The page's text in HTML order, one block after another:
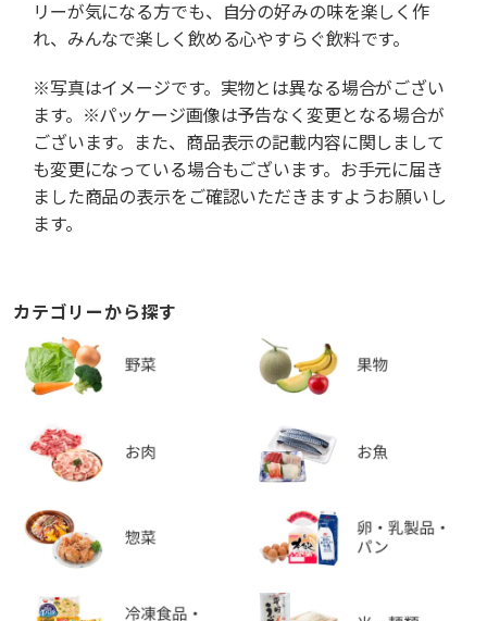
リーが気になる方でも、自分の好みの味を楽しく作
れ、みんなで楽しく飲める心やすらぐ飲料です。
※写真はイメージです。実物とは異なる場合がござい
ます。※パッケージ画像は予告なく変更となる場合が
ございます。また、商品表示の記載内容に関しまして
も変更になっている場合もございます。お手元に届き
ました商品の表示をご確認いただきますようお願いし
ます。
カテゴリーから探す